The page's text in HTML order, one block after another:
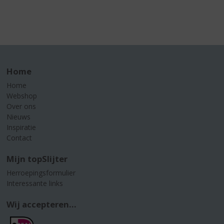
Home
Home
Webshop
Over ons
Nieuws
Inspiratie
Contact
Mijn topSlijter
Herroepingsformulier
Interessante links
Wij accepteren...